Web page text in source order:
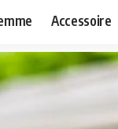
Accessoire